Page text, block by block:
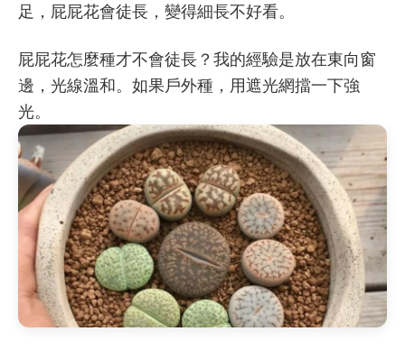
足，屁屁花會徒長，變得細長不好看。
屁屁花怎麼種才不會徒長？我的經驗是放在東向窗
邊，光線溫和。如果戶外種，用遮光網擋一下強
光。